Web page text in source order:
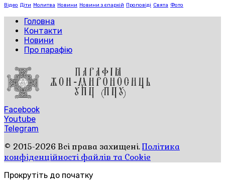
Відео Діти Молитва Новини Новини з єпархій Проповіді Свята Фото
Головна
Контакти
Новини
Про парафію
Facebook
Youtube
Telegram
© 2015-2026 Всі права захищені.Політика
конфіденційності файлів та Cookie
Прокрутіть до початку